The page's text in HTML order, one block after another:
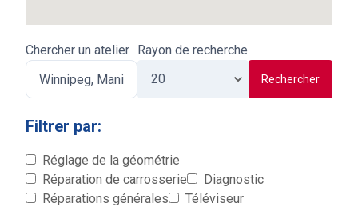
Chercher un atelier Rayon de recherche
Rechercher
Filtrer par:
Réglage de la géométrie
Réparation de carrosserie
Diagnostic
Réparations générales
Téléviseur